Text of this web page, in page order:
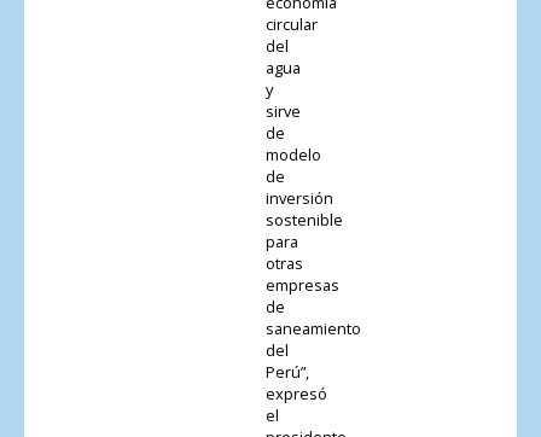
circular
del
agua
y
sirve
de
modelo
de
inversión
sostenible
para
otras
empresas
de
saneamiento
del
Perú”,
expresó
el